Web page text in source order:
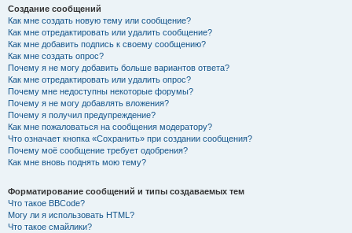
Создание сообщений
Как мне создать новую тему или сообщение?
Как мне отредактировать или удалить сообщение?
Как мне добавить подпись к своему сообщению?
Как мне создать опрос?
Почему я не могу добавить больше вариантов ответа?
Как мне отредактировать или удалить опрос?
Почему мне недоступны некоторые форумы?
Почему я не могу добавлять вложения?
Почему я получил предупреждение?
Как мне пожаловаться на сообщения модератору?
Что означает кнопка «Сохранить» при создании сообщения?
Почему моё сообщение требует одобрения?
Как мне вновь поднять мою тему?
Форматирование сообщений и типы создаваемых тем
Что такое BBCode?
Могу ли я использовать HTML?
Что такое смайлики?